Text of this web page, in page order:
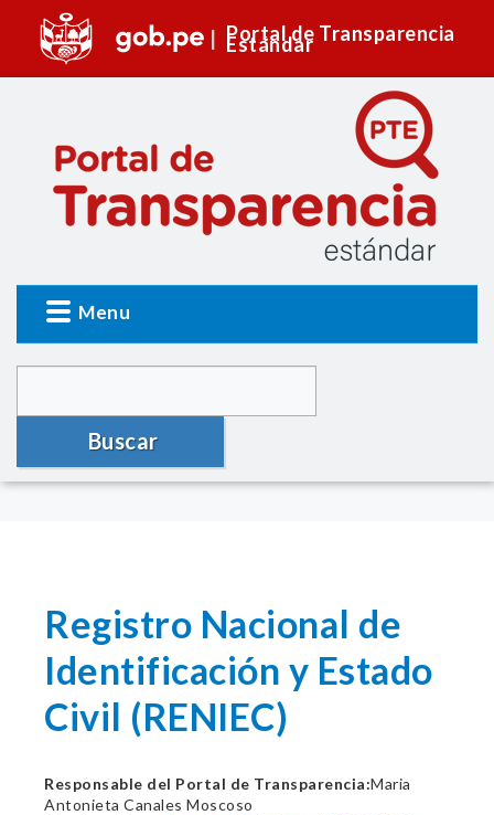
Portal de Transparencia
Estándar
Menu
Buscar
Registro Nacional de
Identificación y Estado
Civil (RENIEC)
Responsable del Portal de Transparencia:Maria
Antonieta Canales Moscoso